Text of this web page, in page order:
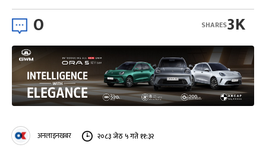
0 3K
SHARES
अनलाइनखबर २०८३ जेठ ५ गते ११:३२